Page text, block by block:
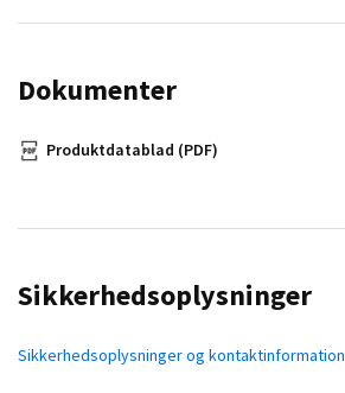
Dokumenter
Produktdatablad (PDF)
Sikkerhedsoplysninger
Sikkerhedsoplysninger og kontaktinformation